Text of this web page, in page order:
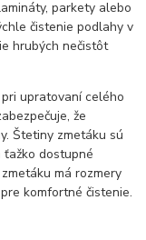
parkety alebo
čistenie podlahy v
hrubých nečistôt
upratovaní celého
že
Štetiny zmetáku sú
dostupné
má rozmery
komfortné čistenie.